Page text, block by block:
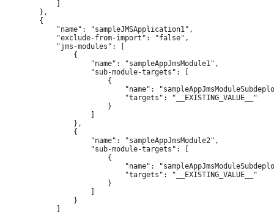
        },
        {
            "name": "sampleJMSApplication1",
            "exclude-from-import": "false",
            "jms-modules": [
                {
                    "name": "sampleAppJmsModule1",
                    "sub-module-targets": [
                        {
"name":
                            "targets": "__EXISTING_VALUE__"
                        }
                },
                {
                    "name": "sampleAppJmsModule2",
                    "sub-module-targets": [
                        {
"name":
                            "targets": "__EXISTING_VALUE__"
                        }
                }